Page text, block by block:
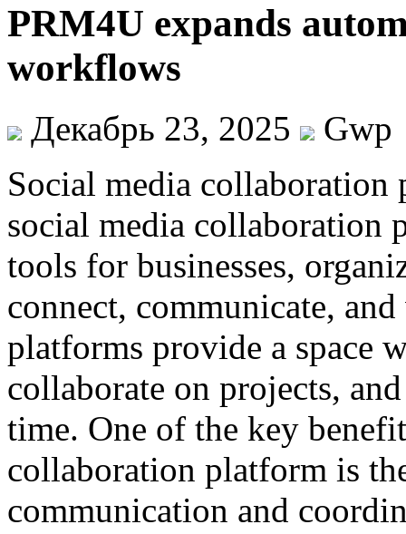
PRM4U expands
workflows
Декабрь 23, 2025
Gwp
Social media collaboration
social media collaboration
tools for businesses,
connect, communicate,
platforms provide a space
collaborate on projects,
time. One of the key
collaboration platform is
communication and